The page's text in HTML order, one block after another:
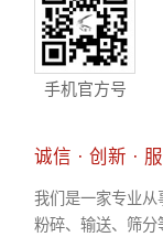
手机官方号
诚信 · 创新 ·
我们是一家专业从
粉碎、输送、筛